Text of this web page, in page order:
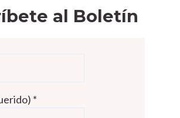
al Boletín
*